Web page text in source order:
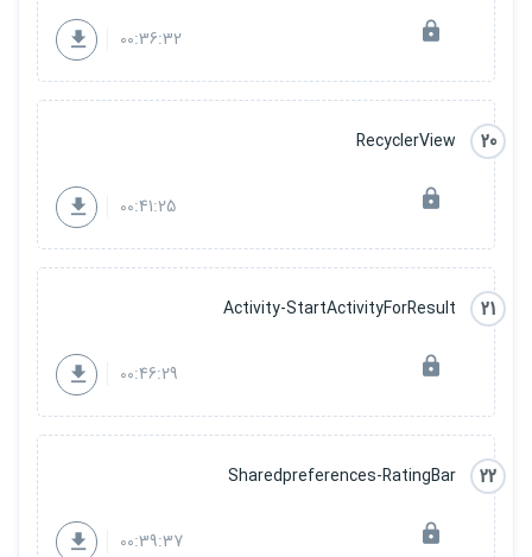
00:36:32
20
RecyclerView
00:41:25
21
Activity-StartActivityForResult
00:46:29
22
Sharedpreferences-RatingBar
00:39:37